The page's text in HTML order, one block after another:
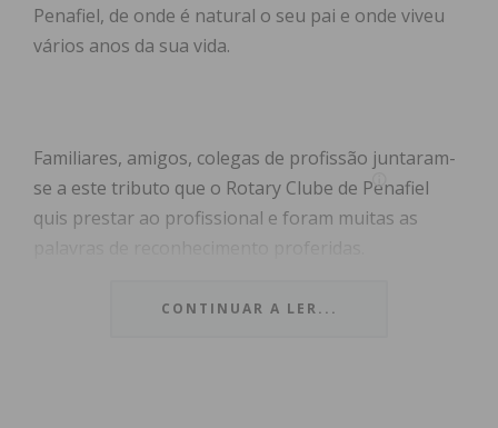
Penafiel, de onde é natural o seu pai e onde viveu
vários anos da sua vida.
Familiares, amigos, colegas de profissão juntaram-
se a este tributo que o Rotary Clube de Penafiel
quis prestar ao profissional e foram muitas as
Diogo Soares, presidente do Rotary Club de
CONTINUAR A LER...